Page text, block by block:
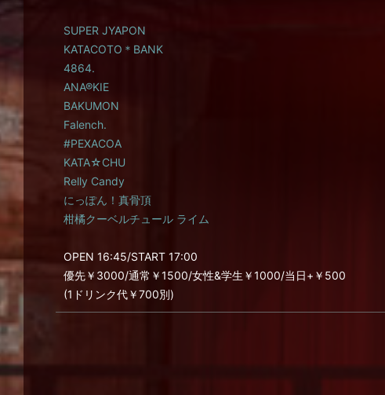
SUPER JYAPON
KATACOTO＊BANK
4864.
ANA®KIE
BAKUMON
Falench.
#PEXACOA
KATA☆CHU
Relly Candy
にっぽん！真骨頂
柑橘クーベルチュール ライム
OPEN 16:45/START 17:00
優先￥3000/通常￥1500/女性&学生￥1000/当日+￥500
(1ドリンク代￥700別)